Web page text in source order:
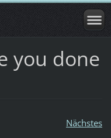
you done
Nächstes